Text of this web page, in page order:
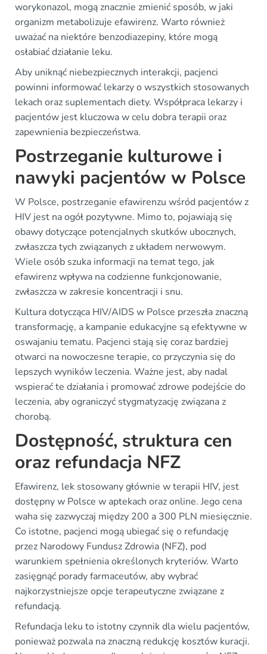
worykonazol, mogą znacznie zmienić sposób, w jaki
organizm metabolizuje efawirenz. Warto również
uważać na niektóre benzodiazepiny, które mogą
osłabiać działanie leku.
Aby uniknąć niebezpiecznych interakcji, pacjenci
powinni informować lekarzy o wszystkich stosowanych
lekach oraz suplementach diety. Współpraca lekarzy i
pacjentów jest kluczowa w celu dobra terapii oraz
zapewnienia bezpieczeństwa.
Postrzeganie kulturowe i
nawyki pacjentów w Polsce
W Polsce, postrzeganie efawirenzu wśród pacjentów z
HIV jest na ogół pozytywne. Mimo to, pojawiają się
obawy dotyczące potencjalnych skutków ubocznych,
zwłaszcza tych związanych z układem nerwowym.
Wiele osób szuka informacji na temat tego, jak
efawirenz wpływa na codzienne funkcjonowanie,
zwłaszcza w zakresie koncentracji i snu.
Kultura dotycząca HIV/AIDS w Polsce przeszła znaczną
transformację, a kampanie edukacyjne są efektywne w
oswajaniu tematu. Pacjenci stają się coraz bardziej
otwarci na nowoczesne terapie, co przyczynia się do
lepszych wyników leczenia. Ważne jest, aby nadal
wspierać te działania i promować zdrowe podejście do
leczenia, aby ograniczyć stygmatyzację związana z
chorobą.
Dostępność, struktura cen
oraz refundacja NFZ
Efawirenz, lek stosowany głównie w terapii HIV, jest
dostępny w Polsce w aptekach oraz online. Jego cena
waha się zazwyczaj między 200 a 300 PLN miesięcznie.
Co istotne, pacjenci mogą ubiegać się o refundację
przez Narodowy Fundusz Zdrowia (NFZ), pod
warunkiem spełnienia określonych kryteriów. Warto
zasięgnąć porady farmaceutów, aby wybrać
najkorzystniejsze opcje terapeutyczne związane z
refundacją.
Refundacja leku to istotny czynnik dla wielu pacjentów,
ponieważ pozwala na znaczną redukcję kosztów kuracji.